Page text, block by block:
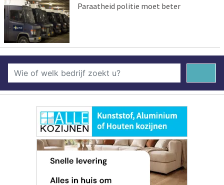
Paraatheid politie moet beter